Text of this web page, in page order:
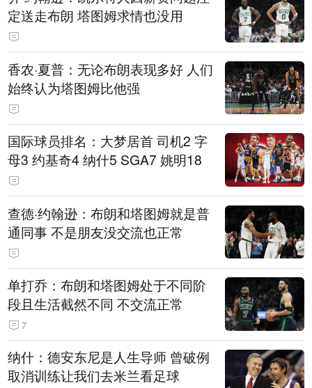
定送走布朗 塔图姆求情也没用
香农·夏普：无论布朗表现多好 人们
始终认为塔图姆比他强
国际球员排名：大梦居首 司机2 字
母3 约基奇4 纳什5 SGA7 姚明18
查德·约翰逊：布朗和塔图姆就是普
通同事 不是朋友没交流也正常
单打乔：布朗和塔图姆处于不同阶
段且生活截然不同 不交流正常
7
纳什：德安东尼是人生导师 曾破例
取消训练让我们去米兰看足球